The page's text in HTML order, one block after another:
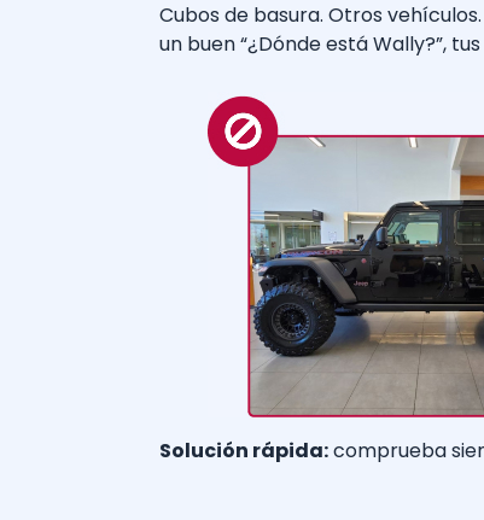
Cubos de basura. Otros
un buen “¿Dónde está Wally?”,
Solución rápida:comprueba